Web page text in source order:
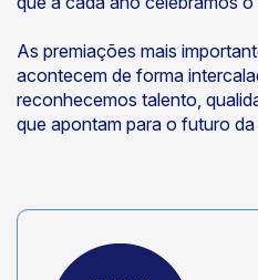
As premiações mais
acontecem de forma
reconhecemos talento,
que apontam para o futuro